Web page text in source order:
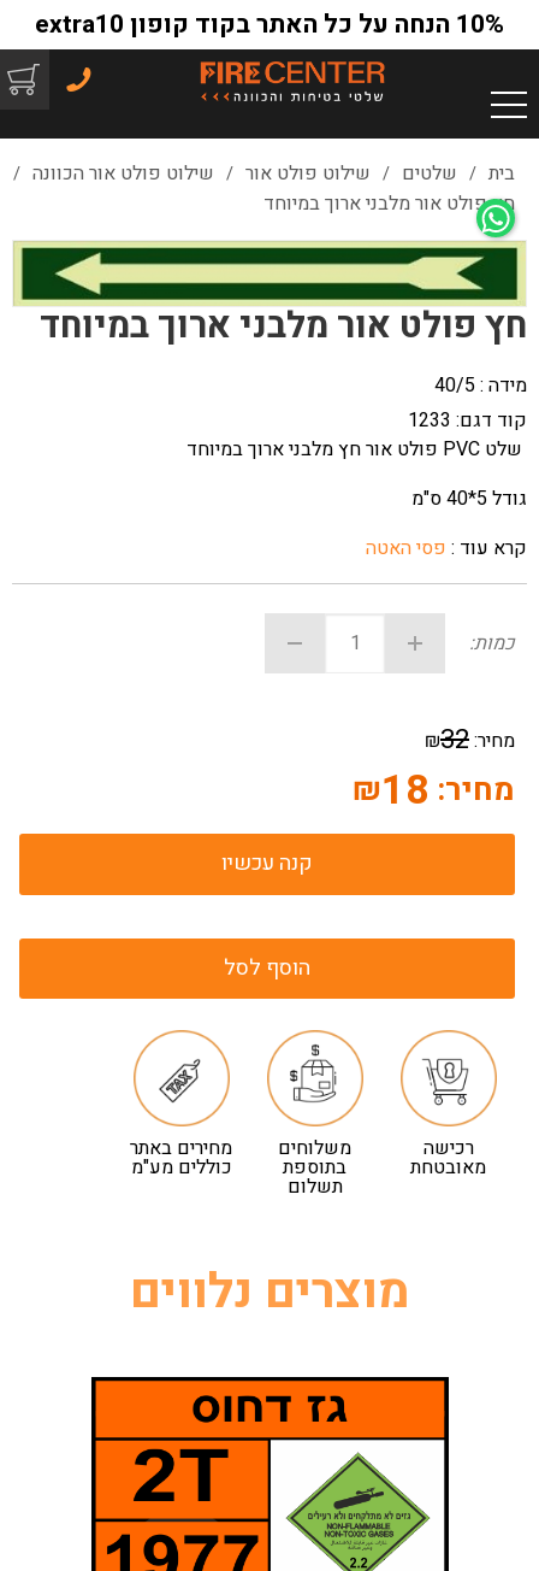
10% הנחה על כל האתר בקוד קופון extra10
בית / שלטים / שילוט פולט אור / שילוט פולט אור הכוונה /
חץ פולט אור מלבני ארוך במיוחד
חץ פולט אור מלבני ארוך במיוחד
מידה : 40/5
קוד דגם: 1233
שלט PVC פולט אור חץ מלבני ארוך במיוחד
גודל 5*40 ס"מ
קרא עוד : פסי האטה
כמות:
מחיר:32
₪
מחיר: 18
₪
קנה עכשיו
הוסף לסל
רכישה
מאובטחת
משלוחים
בתוספת
תשלום
מחירים באתר
כוללים מע"מ
מוצרים נלווים